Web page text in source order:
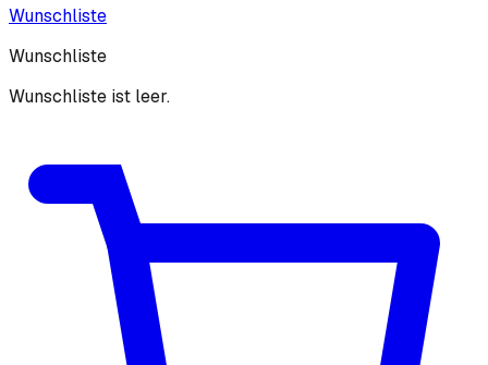
Wunschliste
Wunschliste
Wunschliste ist leer.